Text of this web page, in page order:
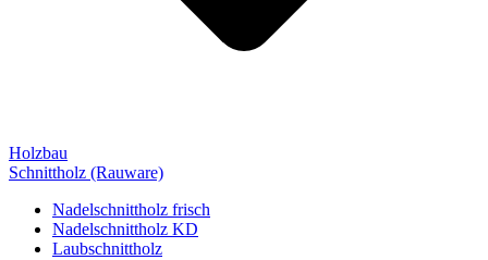
Holzbau
Schnittholz (Rauware)
Nadelschnittholz frisch
Nadelschnittholz KD
Laubschnittholz